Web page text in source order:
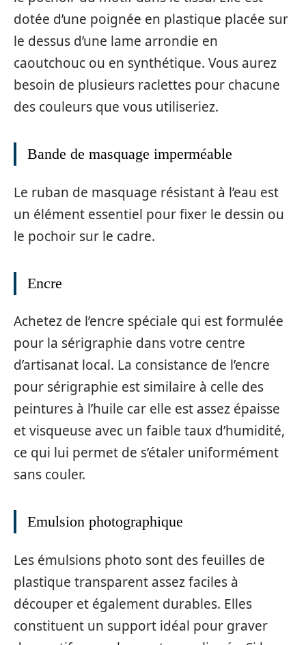
dotée d’une poignée en plastique placée sur
le dessus d’une lame arrondie en
caoutchouc ou en synthétique. Vous aurez
besoin de plusieurs raclettes pour chacune
des couleurs que vous utiliseriez.
Bande de masquage imperméable
Le ruban de masquage résistant à l’eau est
un élément essentiel pour fixer le dessin ou
le pochoir sur le cadre.
Encre
Achetez de l’encre spéciale qui est formulée
pour la sérigraphie dans votre centre
d’artisanat local. La consistance de l’encre
pour sérigraphie est similaire à celle des
peintures à l’huile car elle est assez épaisse
et visqueuse avec un faible taux d’humidité,
ce qui lui permet de s’étaler uniformément
sans couler.
Emulsion photographique
Les émulsions photo sont des feuilles de
plastique transparent assez faciles à
découper et également durables. Elles
constituent un support idéal pour graver